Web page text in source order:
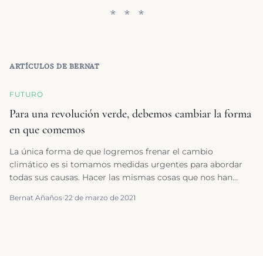
ARTÍCULOS DE BERNAT
FUTURO
Para una revolución verde, debemos cambiar la forma
en que comemos
La única forma de que logremos frenar el cambio
climático es si tomamos medidas urgentes para abordar
todas sus causas. Hacer las mismas cosas que nos han
una opción.
Bernat Añaños 22 de marzo de 2021